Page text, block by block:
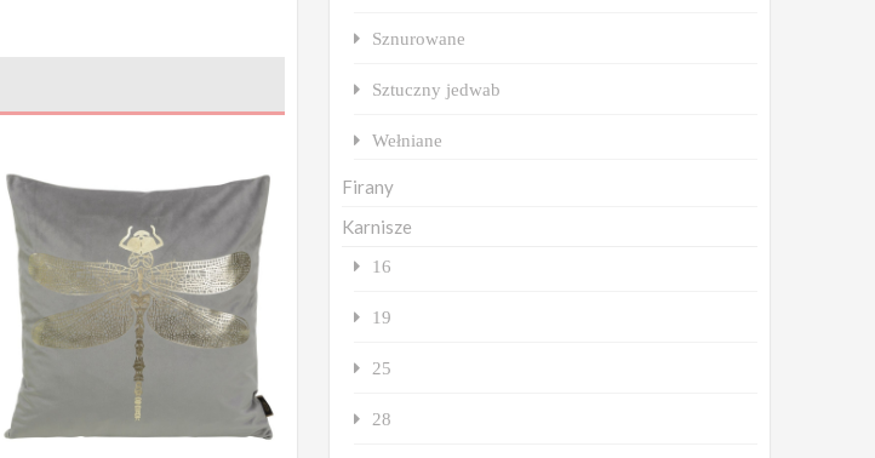
Sznurowane
Sztuczny jedwab
Wełniane
Firany
Karnisze
16
19
25
28